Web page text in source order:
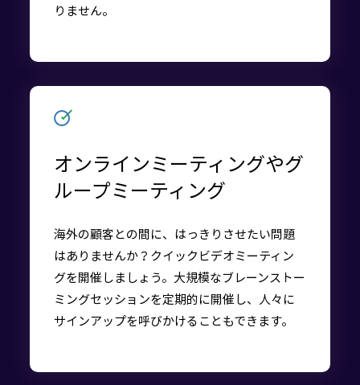
りません。
オンラインミーティングやグ
ループミーティング
海外の顧客との間に、はっきりさせたい問題
はありませんか？クイックビデオミーティン
グを開催しましょう。大規模なブレーンストー
ミングセッションを定期的に開催し、人々に
サインアップを呼びかけることもできます。